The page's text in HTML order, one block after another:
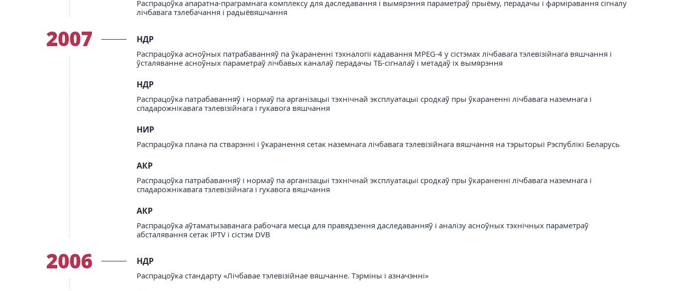
Распрацоўка апаратна-праграмнага комплексу для даследавання і вымярэння параметраў прыёму, перадачы і фарміравання сігналу
лічбавага тэлебачання і радыёвяшчання
2007 НДР
Распрацоўка асноўных патрабаванняў па ўкараненні тэхналогіі кадавання MPEG-4 у сістэмах лічбавага тэлевізійнага вяшчання і
ўсталяванне асноўных параметраў лічбавых каналаў перадачы ТБ-сігналаў і метадаў іх вымярэння
НДР
Распрацоўка патрабаванняў і нормаў па арганізацыі тэхнічнай эксплуатацыі сродкаў пры ўкараненні лічбавага наземнага і
спадарожнікавага тэлевізійнага і гукавога вяшчання
НИР
Распрацоўка плана па стварэнні і ўкаранення сетак наземнага лічбавага тэлевізійнага вяшчання на тэрыторыі Рэспублікі Беларусь
АКР
Распрацоўка патрабаванняў і нормаў па арганізацыі тэхнічнай эксплуатацыі сродкаў пры ўкараненні лічбавага наземнага і
спадарожнікавага тэлевізійнага і гукавога вяшчання
АКР
Распрацоўка аўтаматызаванага рабочага месца для правядзення даследаванняў і аналізу асноўных тэхнічных параметраў
абсталявання сетак IPTV і сістэм DVB
2006 НДР
Распрацоўка стандарту «Лічбавае тэлевізійнае вяшчанне. Тэрміны і азначэнні»